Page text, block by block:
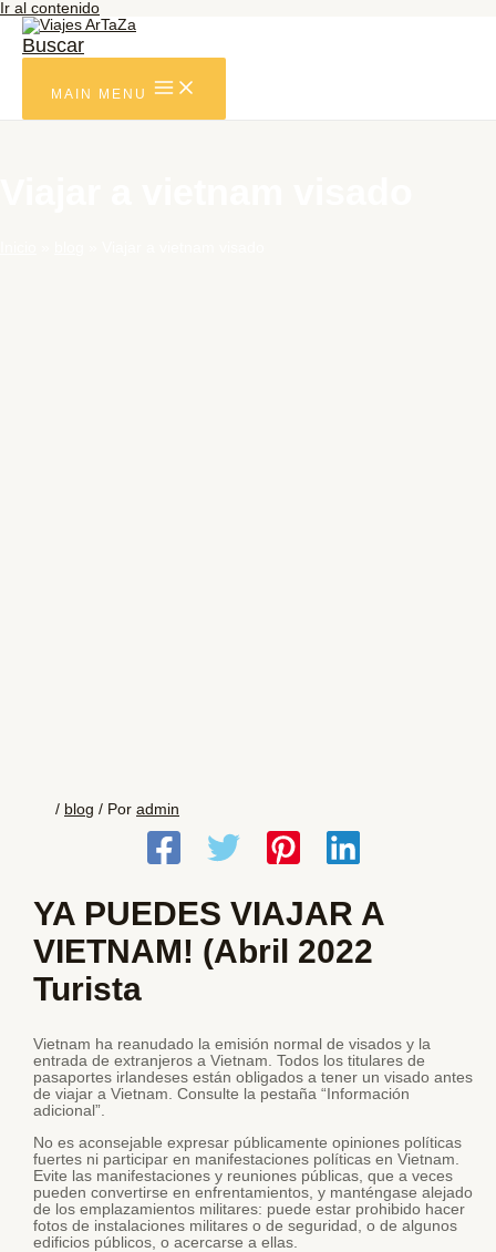
Ir al contenido
Buscar
MAIN MENU
/ blog / Por admin
YA PUEDES VIAJAR A
VIETNAM! (Abril 2022
Turista
Vietnam ha reanudado la emisión normal de visados y la
entrada de extranjeros a Vietnam. Todos los titulares de
pasaportes irlandeses están obligados a tener un visado antes
de viajar a Vietnam. Consulte la pestaña “Información
adicional”.
No es aconsejable expresar públicamente opiniones políticas
fuertes ni participar en manifestaciones políticas en Vietnam.
Evite las manifestaciones y reuniones públicas, que a veces
pueden convertirse en enfrentamientos, y manténgase alejado
de los emplazamientos militares: puede estar prohibido hacer
fotos de instalaciones militares o de seguridad, o de algunos
edificios públicos, o acercarse a ellas.